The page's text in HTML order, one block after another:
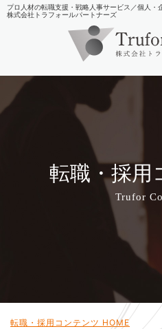
プロ人材の転職支援・戦略人事サービス／個人・
株式会社トラフォールパートナーズ
転職・採用
転職・採用コンテンツ HOME